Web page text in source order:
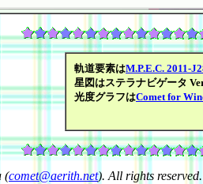
軌道要素はM.P.E.C. 2011-
星図はステラナビゲータ
光度グラフはComet for
(comet@aerith.net). All rights reserved.